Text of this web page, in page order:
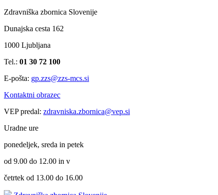
Zdravniška zbornica Slovenije
Dunajska cesta 162
1000 Ljubljana
Tel.: 01 30 72 100
E-pošta: gp.zzs@zzs-mcs.si
Kontaktni obrazec
VEP predal: zdravniska.zbornica@vep.si
Uradne ure
ponedeljek, sreda in petek
od 9.00 do 12.00 in v
četrtek od 13.00 do 16.00